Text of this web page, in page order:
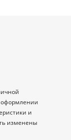
оформлении
и
изменены